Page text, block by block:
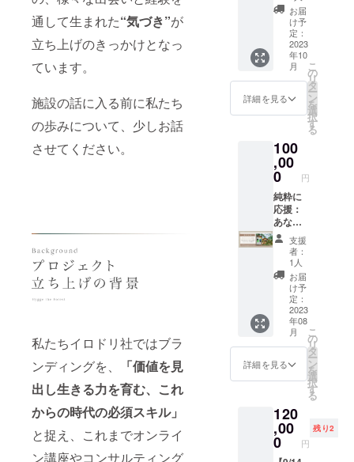
通して生まれた“気づき”が
立ち上げのきっかけとなっ
ています。
施設の話に入る前に私たち
の歩みについて、少しお話
させてください。
私たちイロドリ社ではブラ
ンディングを、
「価値を見
出し生きる力を育む、これ
からの時代の必須スキル」
と捉え、これまでオンライ
ン講座やコンサルティング
り1ヶ
月） ※
購入後
のチ
ケット
のキャ
は原則
対応し
ん。
ッゲの
森 近隣
ガイド
マッ
プ”、“
ヒュッ
ゲの森
ブラン
ティ資
料”を
PDF
でお送
りさせ
ていた
だきま
す。
定（視
聴期
限：開
催日よ
り1ヶ
月）
※zoom
URL等
当日の
月上旬
頃、
メール
にてお
送りし
ます。
※購入
後のチ
ケット
のキャ
ンセル
は原則
対応し
ており
ませ
ん。 ※
オンラ
インイ
ベント
で”ヒュ
ッゲの
森ブラ
ンド
してい
くプロ
セスを
体感し
たい方
など…
対話を
通して
価値創
造に繋
くプロ
セスに
少しで
もご興
味あれ
ばぜひ
本企画
にご参
加いた
だけた
らと思
いま
す。
※2023
年9〜12
月の4ヶ
月、月
1〜2回
のブラ
ンド開
ンライ
ンMTG
に参加
できま
ersforle
na.com/
Instagr
am：
https://
www.in
m.com/
flowers
※お花の
入荷状
況によ
りドラ
イフラ
ワーが
生花に
変更に
なる可
能性が
ござい
ます。
予め
ご了承
くださ
い。 ※
お届け
にお間
違いが
うご確
認の
上、ご
購入お
願いい
の物語
をご支
援いた
だいた
植物と
いきま
す。
※specia
thanks
！とし
て、HP
にもお
名前掲
載させ
ていた
だきま
す。 ※
備考欄
に紹介
させて
いただ
くお名
前（会
記載し
てくだ
のご紹
介を希
望され
ない方
泊は難
しい方
におす
すめで
す。仕
事のご
プライ
ベート
だ村本
と一緒
に過ご
したい
だけ、
ご参加
理由は
何でも
OK！最
大4名で
開催し
ます。
＜開催
日時＞
日時：
10/27（
10:00~
17:00
10:00〜
沢駅集
合（参
考：新
宿8:00
泊2日の
少人数
合宿型
企画。
価値を
目に見
えるカ
タチへ
ンディ
ングの
重要な
ズでの
ポイン
トを徹
底
フィー
ドバッ
ク。デ
ザイン
のプロ
である
irodori
アート
ディレ
クター
ザイン
のプロ
である
ク解放
合宿 ＜
イベン
ト内容
チャレ
ンジを
しよう
止める
エネル
ギーが
ありま
す。 そ
れは今
はもう
不必要
になっ
た「思
い込
み」や
「感
情」や
「観
念」。
その思
い込み
（ブ
ロック
解放）
してい
一棟貸
し切
り！リ
トリー
ト企画
（いく
とうひ
さよさ
ん・小
き） 美
味しく
食べて
太らな
い！人
気ダイ
エット
講座の
秘蔵レ
シピを
手に入
れる1泊
2日合宿
＜イベ
ント内
容＞ 疲
れた自
分に更
なる負
り取る
ダイ
エット
は逆効
お届
け予
定：
2023
年10
月
詳細を見る
こ
の
リ
タ
ー
ン
を
選
択
す
る
100
,00
0 円
純粋に
応援：
あなた
に合っ
た本３
冊セレ
クト&オ
リジナ
ルブレ
ンド
コー
ヒー
（ヒュ
ッゲの
森 近隣
付き）
のほほ
ん
BOOKS
支援
者：
1人
お届
け予
定：
2023
年08
月
詳細を見る
こ
の
リ
タ
ー
ン
を
選
択
す
る
120
,00
0 円
残り2